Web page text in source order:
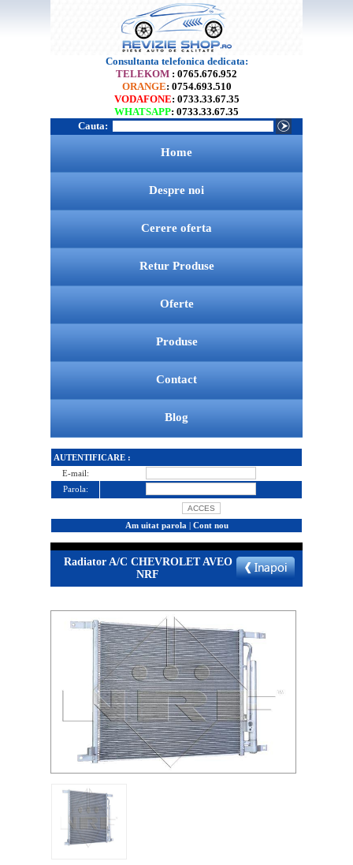
Consultanta telefonica dedicata:
TELEKOM : 0765.676.952
ORANGE: 0754.693.510
VODAFONE: 0733.33.67.35
WHATSAPP: 0733.33.67.35
Cauta:
Home
Despre noi
Cerere oferta
Retur Produse
Oferte
Produse
Contact
Blog
AUTENTIFICARE :
E-mail:
Parola:
Am uitat parola | Cont nou
Radiator A/C CHEVROLET AVEO
NRF